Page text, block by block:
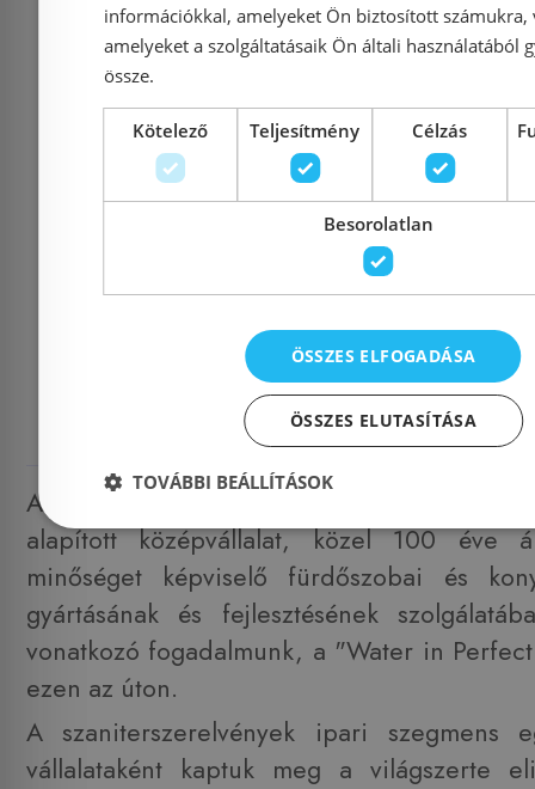
« Előző
Termékek:1 - 24
1
2 ‧‧‧ 33
Kludi termékek
A KLUDI
alapított középvállalat, közel 100 éve
minőséget képviselő fürdőszobai és
gyártásának és fejlesztésének
vonatkozó fogadalmunk, a "Water in
ezen az úton.
A szaniterszerelvények ipari szegmens
vállalataként kaptuk meg a világszerte
információkkal, amelyeket Ön biztosított számukra,
amelyeket a szolgáltatásaik Ön általi használatából
össze.
Kötelező Teljesítmény Célzás
Besorolatlan
ÖSSZES ELFOGADÁSA
ÖSSZES ELUTASÍTÁSA
TOVÁBBI BEÁLLÍTÁSOK